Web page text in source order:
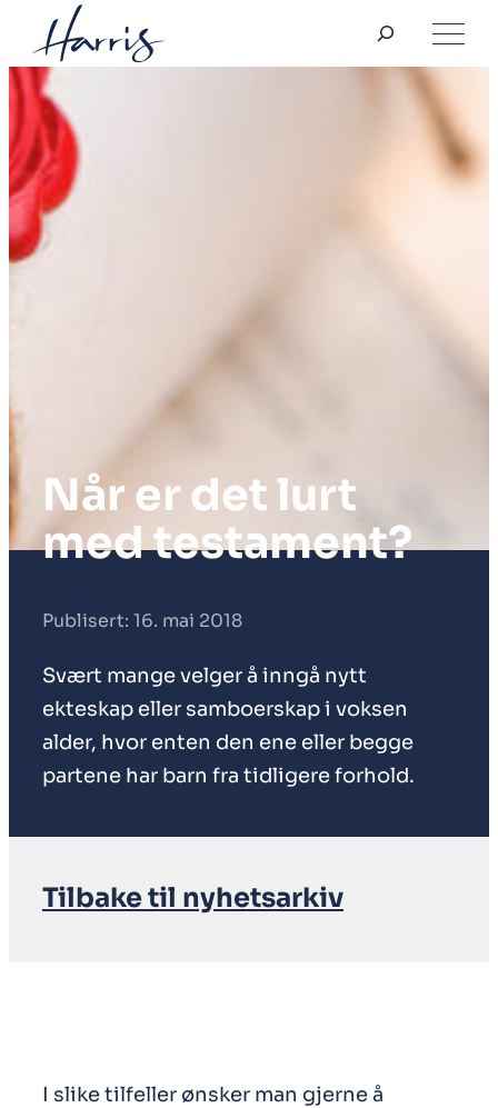
Hopp
innhold
Søk
Når er det lurt
med testament?
Publisert: 16. mai 2018
Svært mange velger å inngå nytt
ekteskap eller samboerskap i voksen
alder, hvor enten den ene eller begge
partene har barn fra tidligere forhold.
Tilbake til nyhetsarkiv
I slike tilfeller ønsker man gjerne å